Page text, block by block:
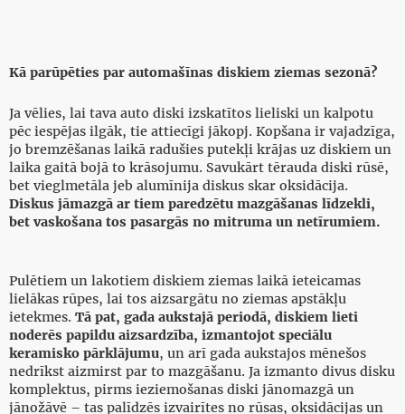
Kā parūpēties par automašīnas diskiem ziemas sezonā?
Ja vēlies, lai tava auto diski izskatītos lieliski un kalpotu
pēc iespējas ilgāk, tie attiecīgi jākopj. Kopšana ir vajadzīga,
jo bremzēšanas laikā radušies putekļi krājas uz diskiem un
laika gaitā bojā to krāsojumu. Savukārt tērauda diski rūsē,
bet vieglmetāla jeb alumīnija diskus skar oksidācija.
Diskus jāmazgā ar tiem paredzētu mazgāšanas līdzekli,
bet vaskošana tos pasargās no mitruma un netīrumiem.
Pulētiem un lakotiem diskiem ziemas laikā ieteicamas
lielākas rūpes, lai tos aizsargātu no ziemas apstākļu
ietekmes. Tā pat, gada aukstajā periodā, diskiem lieti
noderēs papildu aizsardzība, izmantojot speciālu
keramisko pārklājumu, un arī gada aukstajos mēnešos
nedrīkst aizmirst par to mazgāšanu. Ja izmanto divus disku
komplektus, pirms ieziemošanas diski jānomazgā un
jānožāvē – tas palīdzēs izvairītes no rūsas, oksidācijas un